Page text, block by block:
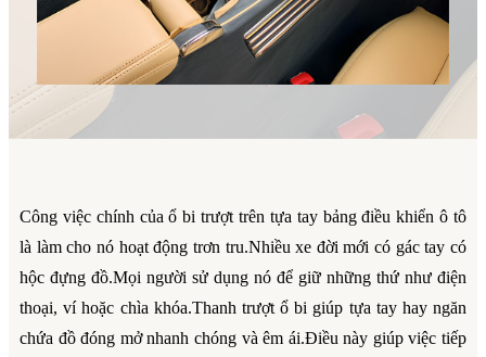
Công việc chính của ổ bi trượt trên tựa tay bảng điều khiển ô tô
là làm cho nó hoạt động trơn tru.Nhiều xe đời mới có gác tay có
hộc đựng đồ.Mọi người sử dụng nó để giữ những thứ như điện
thoại, ví hoặc chìa khóa.Thanh trượt ổ bi giúp tựa tay hay ngăn
chứa đồ đóng mở nhanh chóng và êm ái.Điều này giúp việc tiếp